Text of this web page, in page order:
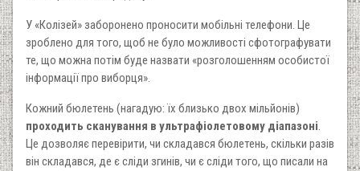
У «Колізей» заборонено проносити мобільні телефони. Це
зроблено для того, щоб не було можливості сфотографувати
те, що можна потім буде назвати «розголошенням особистої
інформації про виборця».
Кожний бюлетень (нагадую: їх близько двох мільйонів)
проходить сканування в ультрафіолетовому діапазоні.
Це дозволяє перевірити, чи складався бюлетень, скільки разів
він складався, де є сліди згинів, чи є сліди того, що писали на